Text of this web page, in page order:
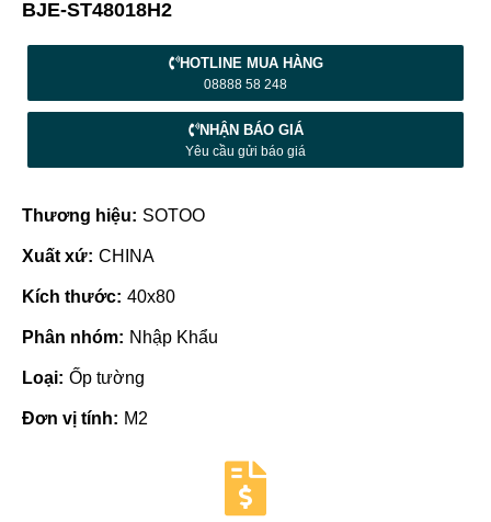
BJE-ST48018H2
HOTLINE MUA HÀNG
08888 58 248
NHẬN BÁO GIÁ
Yêu cầu gửi báo giá
Thương hiệu: SOTOO
Xuất xứ: CHINA
Kích thước: 40x80
Phân nhóm: Nhập Khẩu
Loại: Ốp tường
Đơn vị tính: M2